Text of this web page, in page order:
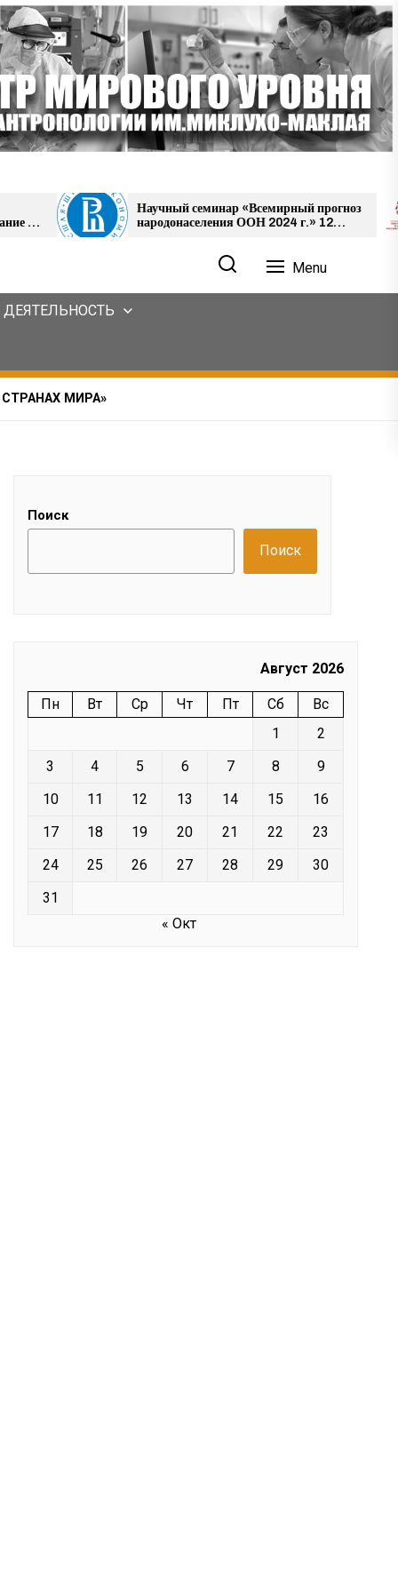
Научный семинар «Всемирный прогноз
народонаселения ООН 2024 г.» 12
июля 2024 г
Menu
МИРА»
Поиск
Поиск
Август 2026
Пн Вт Ср Чт Пт Сб
Вс
1
2
3
4 5 6 7 8
9
10
11 12 13 14 15
16
17
18 19 20 21 22
23
24
25 26 27 28 29
30
31
« Окт